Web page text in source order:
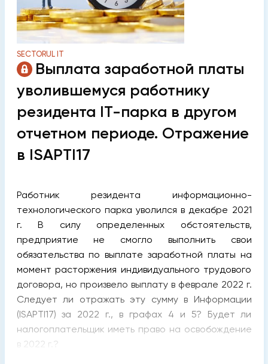
SECTORUL IT
Выплата заработной платы
уволившемуся работнику
резидента IТ-парка в другом
отчетном периоде. Отражение
в ISAPTI17
Работник резидента информационно-
технологического парка уволился в декабре 2021
г. В силу определенных обстоятельств,
предприятие не смогло выполнить свои
обязательства по выплате заработной платы на
момент расторжения индивидуального трудового
договора, но произвело выплату в феврале 2022 г.
Следует ли отражать эту сумму в Информации
(ISAPTI17) за 2022 г., в графах 4 и 5? Будет ли
налогоплательщик иметь право на освобождение
в 2022 г.?